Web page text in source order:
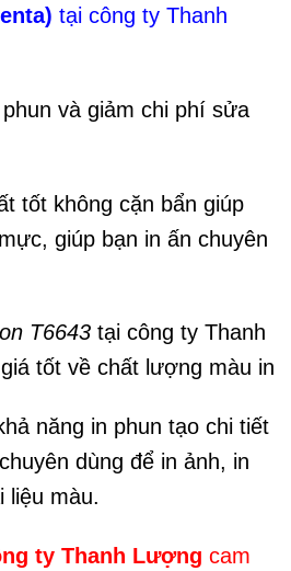
tại công ty Thanh
và giảm chi phí sửa
tốt không cặn bẩn giúp
giúp bạn in ấn chuyên
T6643 tại công ty Thanh
tốt về chất lượng màu in
năng in phun tạo chi tiết
dùng để in ảnh, in
liệu màu.
ty Thanh Lượng cam